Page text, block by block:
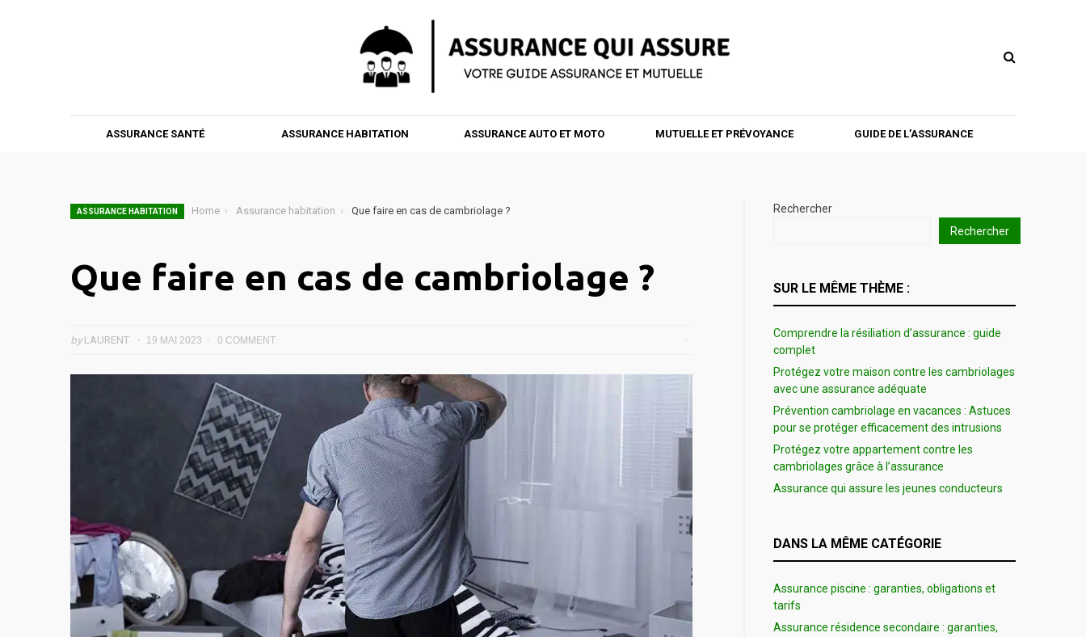
ASSURANCE SANTÉ ASSURANCE HABITATION ASSURANCE AUTO ET MOTO MUTUELLE ET PRÉVOYANCE GUIDE DE L’ASSURANCE
ASSURANCE HABITATION Home Assurance habitation Que faire en cas de cambriolage ?
Que faire en cas de cambriolage ?
byLAURENT 19 MAI 2023 0 COMMENT
Rechercher
Rechercher
SUR LE MÊME THÈME :
Comprendre la résiliation d’assurance : guide
complet
Protégez votre maison contre les cambriolages
avec une assurance adéquate
Prévention cambriolage en vacances : Astuces
pour se protéger efficacement des intrusions
Protégez votre appartement contre les
cambriolages grâce à l’assurance
Assurance qui assure les jeunes conducteurs
DANS LA MÊME CATÉGORIE
Assurance piscine : garanties, obligations et
tarifs
Assurance résidence secondaire : garanties,